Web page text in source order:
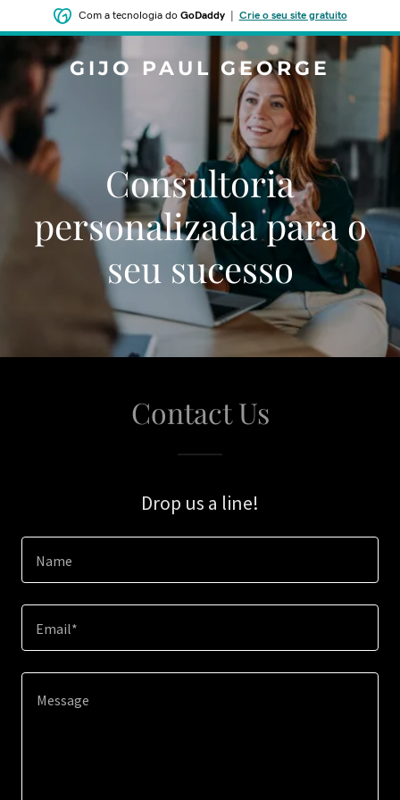
Com a tecnologia do GoDaddy| Crie o seu site gratuito
GIJO PAUL GEORGE
Consultoria
personalizada para o
seu sucesso
Contact Us
Drop us a line!
Name
Email*